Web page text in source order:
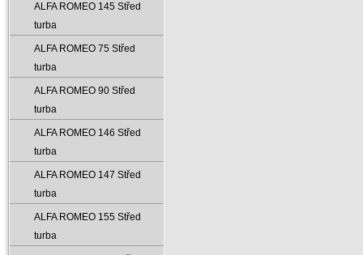
ALFA ROMEO 145 Střed
turba
ALFA ROMEO 75 Střed
turba
ALFA ROMEO 90 Střed
turba
ALFA ROMEO 146 Střed
turba
ALFA ROMEO 147 Střed
turba
ALFA ROMEO 155 Střed
turba